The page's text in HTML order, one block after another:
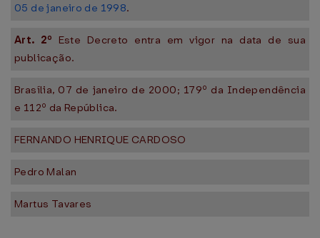
05 de janeiro de 1998.
Art. 2º Este Decreto entra em vigor na data de sua
publicação.
Brasília, 07 de janeiro de 2000; 179º da Independência
e 112º da República.
FERNANDO HENRIQUE CARDOSO
Pedro Malan
Martus Tavares